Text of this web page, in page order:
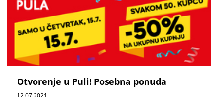
Otvorenje u Puli! Posebna ponuda